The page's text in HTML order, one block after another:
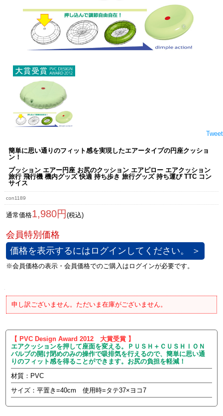
Tweet
簡単に思い通りのフィット感を実現したエアータイプの円座クッショ
ン！
プッション エアー円座 お尻のクッション エアピロー エアクッション
旅行 飛行機 機内グッズ 快適 持ち歩き 旅行グッズ 持ち運び TTC コン
サイス
con1189
通常価格1,980円 (税込)
価格を表示するにはログインしてください。 ＞
申し訳ございません。ただいま在庫がございません。
【 PVC Design Award 2012 大賞受賞 】
エアクッションを押して座面を変える。ＰＵＳＨ＋ＣＵＳＨＩＯＮ
バルブの開け閉めのみの操作で吸排気を行えるので、簡単に思い通
りのフィット感を得ることができます。お尻の負担を軽減！
材質：PVC
サイズ：平置き=40cm 使用時=タテ37×ヨコ7